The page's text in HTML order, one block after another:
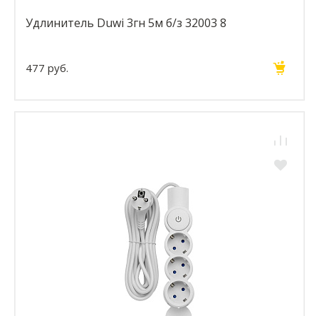
Удлинитель Duwi 3гн 5м б/з 32003 8
477 руб.